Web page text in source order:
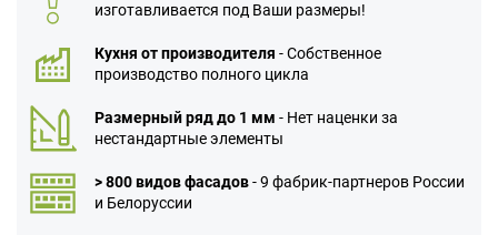
изготавливается под Ваши размеры!
Кухня от производителя - Собственное
производство полного цикла
Размерный ряд до 1 мм - Нет наценки за
нестандартные элементы
> 800 видов фасадов- 9 фабрик-партнеров России
и Белоруссии